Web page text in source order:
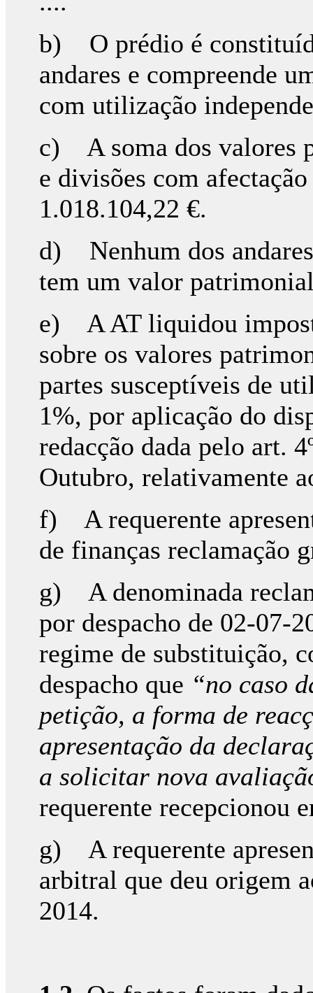
b) O prédio é
andares e compreende
com utilização
c) A soma dos valores
e divisões com
1.018.104,22 €.
d) Nenhum dos
tem um valor
e) A AT liquidou
sobre os valores
partes susceptíveis de
1%, por aplicação do
redacção dada pelo art.
Outubro, relativamente
f) A requerente
de finanças reclamação
g) A denominada
por despacho de 02-07-
regime de substituição,
despacho que “no caso
petição, a forma de
apresentação da
a solicitar nova
requerente recepcionou
g) A requerente
arbitral que deu origem
2014.